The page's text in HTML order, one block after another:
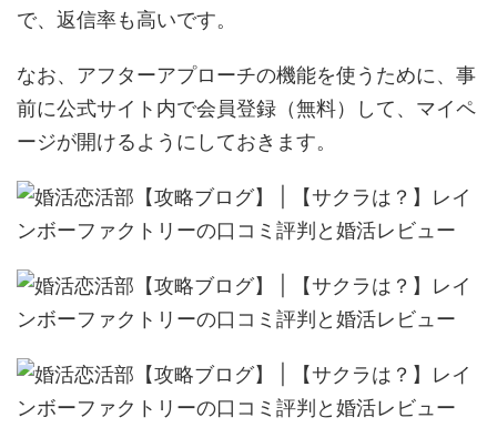
で、返信率も高いです。
なお、アフターアプローチの機能を使うために、事
前に公式サイト内で会員登録（無料）して、マイペ
ージが開けるようにしておきます。